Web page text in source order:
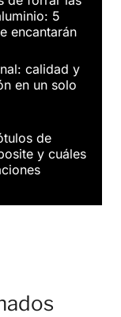
5
encantarán
calidad y
en un solo
de
y cuáles